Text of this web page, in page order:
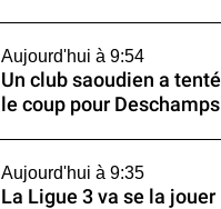
Aujourd'hui à 9:54
Un club saoudien a tenté
le coup pour Deschamps
Aujourd'hui à 9:35
La Ligue 3 va se la jouer